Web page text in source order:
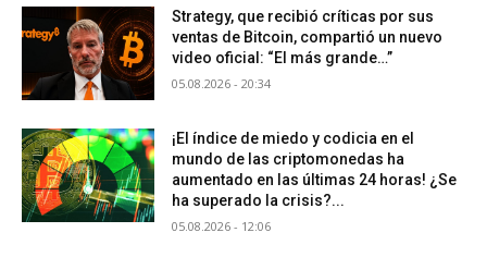
Strategy, que recibió críticas por sus
ventas de Bitcoin, compartió un nuevo
video oficial: “El más grande…”
05.08.2026 - 20:34
¡El índice de miedo y codicia en el
mundo de las criptomonedas ha
aumentado en las últimas 24 horas! ¿Se
ha superado la crisis?...
05.08.2026 - 12:06